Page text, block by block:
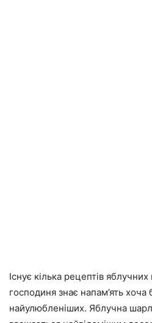
Існує кілька рецептів
господиня знає напам’ять
найулюбленіших. Яблучна